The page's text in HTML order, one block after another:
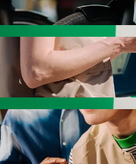
Ventspils
vám odvoz autem Bolt. S
- Ventspils